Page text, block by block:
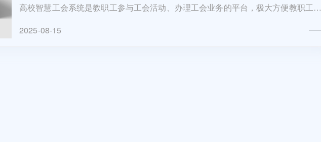
高校智慧工会系统是教职工参与工会活动、办理工会业务的平台，极大方便教职工参
员提供了更为便捷的服务。一是高校智慧工会系统通过集成..
2025-08-15